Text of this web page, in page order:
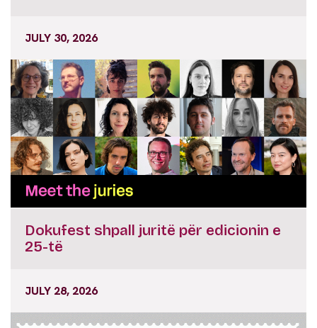
JULY 30, 2026
Dokufest shpall juritë për edicionin e
25-të
JULY 28, 2026